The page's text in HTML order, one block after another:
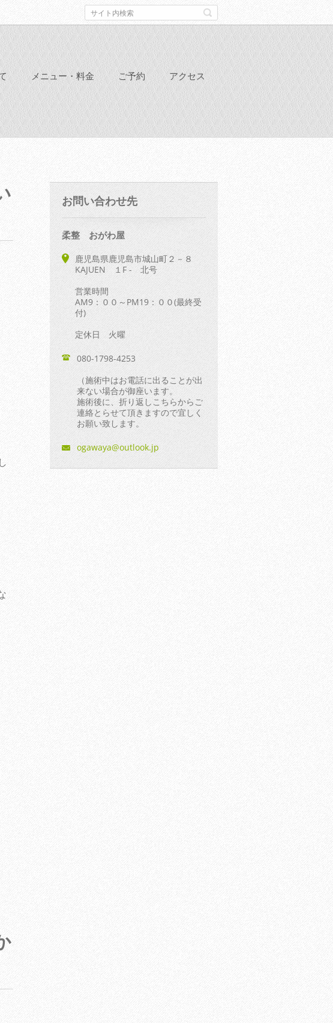
メニュー・料金 ご予約 アクセス
お問い合わせ先
柔整 おがわ屋
鹿児島県鹿児島市城山町２－８
KAJUEN １F - 北号
営業時間
AM9：００～PM19：００(最終受
付)
定休日 火曜
080-1798-4253
（施術中はお電話に出ることが出
来ない場合が御座います。
施術後に、折り返しこちらからご
連絡とらせて頂きますので宜しく
お願い致します。
ogawaya@outlook.jp